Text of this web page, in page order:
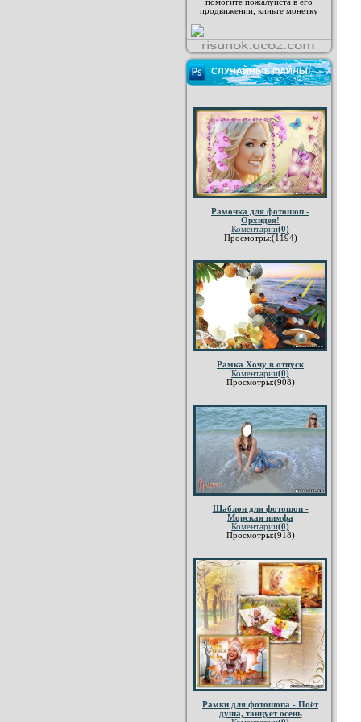
помогите пожалуйста в его
продвижении, киньте монетку
СЛУЧАЙНЫЕ ФАЙЛЫ
Рамочка для фотошоп -
Орхидея!
Коментарии(0)
Просмотры:(1194)
Рамка Хочу в отпуск
Коментарии(0)
Просмотры:(908)
Шаблон для фотошоп -
Морская нимфа
Коментарии(0)
Просмотры:(918)
Рамки для фотошопа - Поёт
душа, танцует осень